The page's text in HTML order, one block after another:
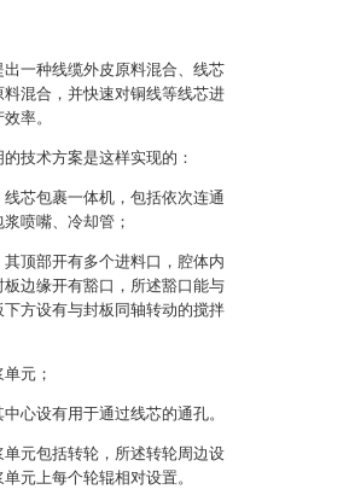
一种线缆外皮原料混合、线芯
混合，并快速对铜线等线芯进
率。
技术方案是这样实现的：
芯包裹一体机，包括依次连通
喷嘴、冷却管；
顶部开有多个进料口，腔体内
边缘开有豁口，所述豁口能与
方设有与封板同轴转动的搅拌
元；
心设有用于通过线芯的通孔。
元包括转轮，所述转轮周边设
元上每个轮辊相对设置。